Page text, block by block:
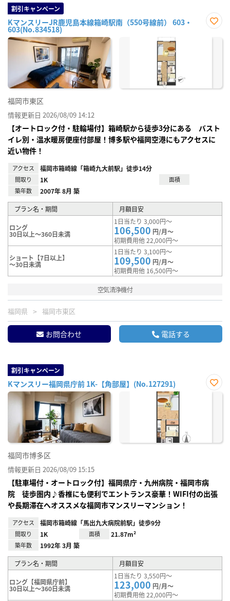
割引キャンペーン
KマンスリーJR鹿児島本線箱崎駅南（550号線前） 603・
603(No.834518)
に入
福岡市東区
情報更新日 2026/08/09 14:12
【オートロック付・駐輪場付】箱崎駅から徒歩3分にある バスト
イレ別・温水暖房便座付部屋！博多駅や福岡空港にもアクセスに
近い物件！
アクセス 福岡市箱崎線「箱崎九大前駅」徒歩14分
間取り 1K
面積
築年数
2007年 8月 築
プラン名・期間 月額目安
ロング
30日以上～360日未満
1日当たり 3,000円～
106,500 円/月～
初期費用他 22,000円～
ショート【7日以上】
～30日未満
1日当たり 3,100円～
109,500 円/月～
初期費用他 16,500円～
空気清浄機付
福岡県 福岡市東区
お問合わせ 電話する
割引キャンペーン
Kマンスリー福岡県庁前 1K-【角部屋】(No.127291)
お気
福岡市博多区
情報更新日 2026/08/09 15:15
【駐車場付・オートロック付】福岡県庁・九州病院・福岡市病
院 徒歩圏内♪香椎にも便利でエントランス豪華！WIFI付の出張
や長期滞在へオススメな福岡市マンスリーマンション！
アクセス 福岡市箱崎線「馬出九大病院前駅」徒歩9分
間取り 1K 面積 21.87m²
築年数 1992年 3月 築
プラン名・期間 月額目安
ロング【福岡県庁前】
30日以上～360日未満
1日当たり 3,550円～
123,000 円/月～
初期費用他 22,000円～